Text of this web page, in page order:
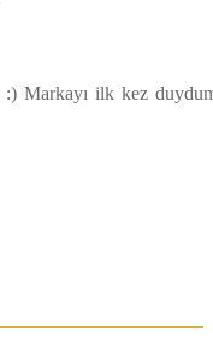
:) Markayı ilk kez